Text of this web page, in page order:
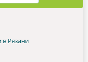
в Рязани